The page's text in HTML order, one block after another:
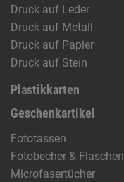
Druck auf Leder
Druck auf Metall
Druck auf Papier
Druck auf Stein
Plastikkarten
Geschenkartikel
Fototassen
Fotobecher & Flaschen
Microfasertücher